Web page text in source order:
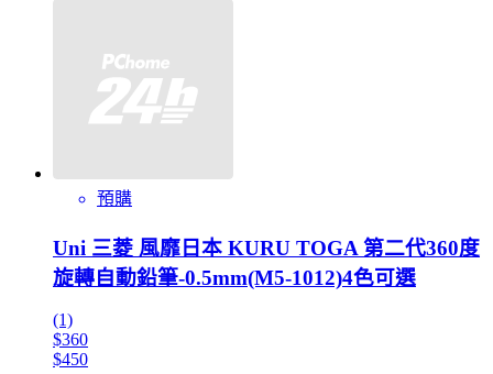
預購
Uni 三菱 風靡日本 KURU TOGA 第二代360度
旋轉自動鉛筆-0.5mm(M5-1012)4色可選
(1)
$360
$450